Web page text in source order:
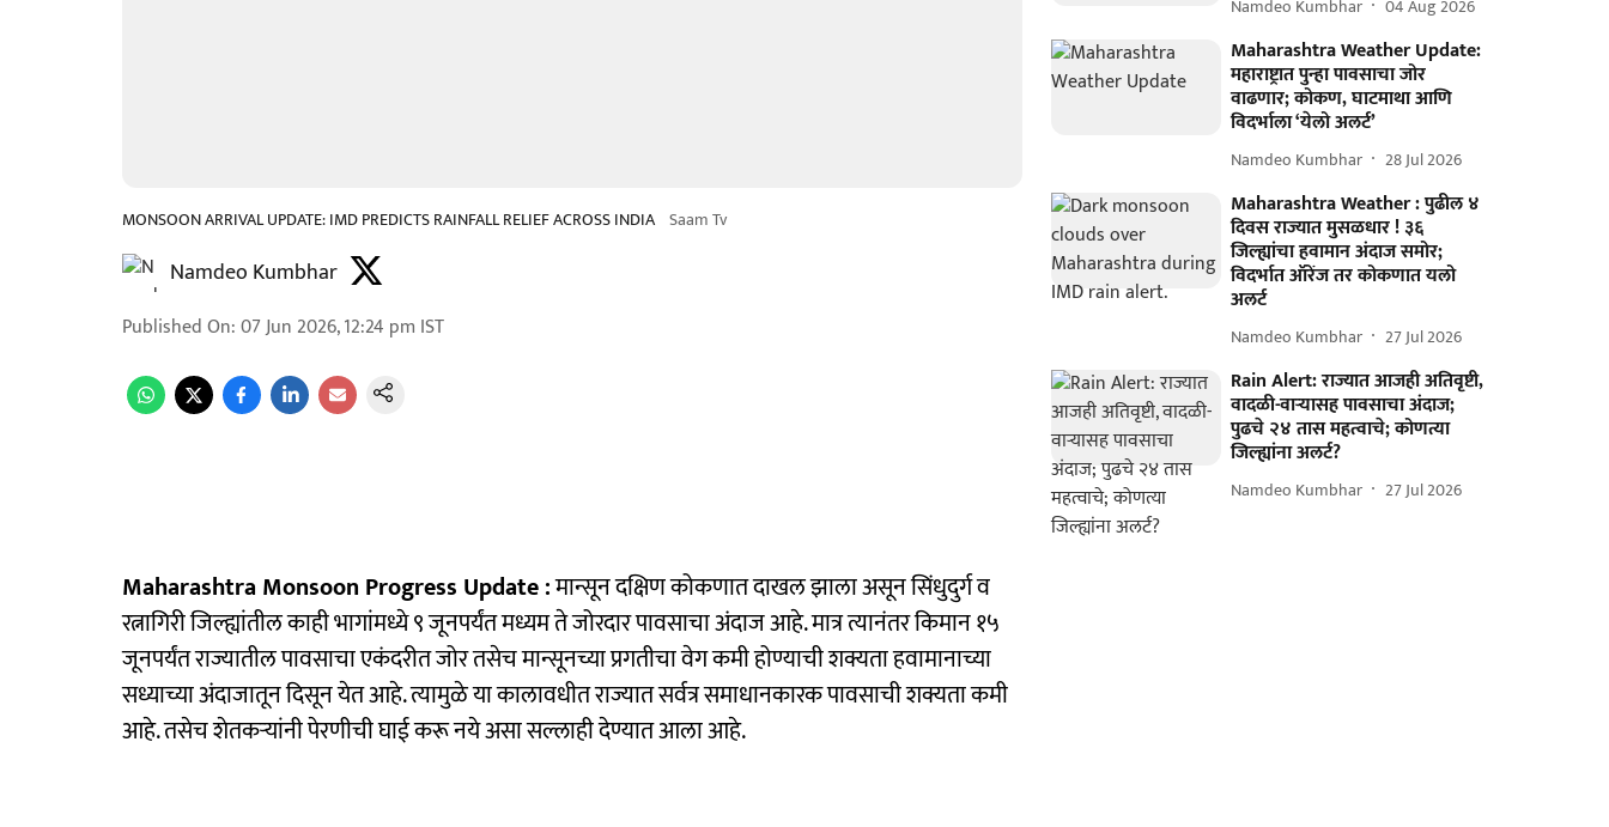
MONSOON ARRIVAL UPDATE: IMD PREDICTS RAINFALL RELIEF ACROSS INDIA Saam Tv
Namdeo Kumbhar
Published On:07 Jun 2026, 12:24 pm IST
Maharashtra Monsoon Progress Update :मान्सून दक्षिण कोकणात दाखल झाला असून सिंधुदुर्ग व
रत्नागिरी जिल्ह्यांतील काही भागांमध्ये ९ जूनपर्यंत मध्यम ते जोरदार पावसाचा अंदाज आहे. मात्र त्यानंतर किमान १५
जूनपर्यंत राज्यातील पावसाचा एकंदरीत जोर तसेच मान्सूनच्या प्रगतीचा वेग कमी होण्याची शक्यता हवामानाच्या
सध्याच्या अंदाजातून दिसून येत आहे. त्यामुळे या कालावधीत राज्यात सर्वत्र समाधानकारक पावसाची शक्यता कमी
आहे. तसेच शेतकऱ्यांनी पेरणीची घाई करू नये असा सल्लाही देण्यात आला आहे.
Namdeo Kumbhar 04 Aug 2026
Maharashtra Weather Update:
महाराष्ट्रात पुन्हा पावसाचा जोर
वाढणार; कोकण, घाटमाथा आणि
विदर्भाला ‘येलो अलर्ट’
Namdeo Kumbhar 28 Jul 2026
Maharashtra Weather : पुढील ४
दिवस राज्यात मुसळधार ! ३६
जिल्ह्यांचा हवामान अंदाज समोर;
विदर्भात ऑरेंज तर कोकणात यलो
अलर्ट
Namdeo Kumbhar 27 Jul 2026
Rain Alert: राज्यात आजही अतिवृष्टी,
वादळी-वाऱ्यासह पावसाचा अंदाज;
पुढचे २४ तास महत्वाचे; कोणत्या
जिल्ह्यांना अलर्ट?
Namdeo Kumbhar 27 Jul 2026